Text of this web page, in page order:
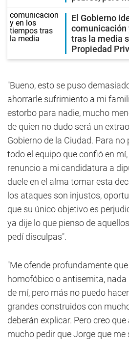
El Gobierno
comunicación
tras la media
Propiedad
"Bueno, esto se puso
ahorrarle sufrimiento a mi
estorbo para nadie, mucho
de quien no dudo será un
Gobierno de la Ciudad. Para no
todo el equipo que confió en
renuncio a mi candidatura a
duele en el alma tomar esta
los ataques son injustos,
que su único objetivo es
ya dije lo que pienso de
pedí disculpas".
"Me ofende profundamente
homofóbico o antisemita, nada
de mí, pero más no puedo
grandes construidos con
deberán explicar. Pero creo
mucho pedir que Jorge que me